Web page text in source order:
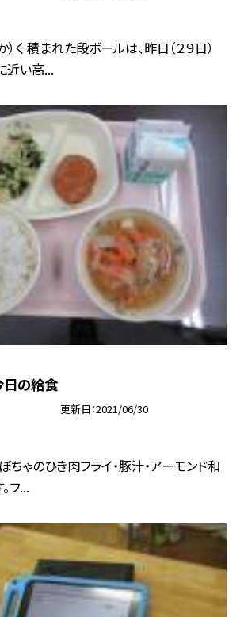
く 積まれた段ボールは、昨日（２９日）
近い高...
日の給食
更新日 2021/06/30
ちゃのひき肉フライ・豚汁・アーモンド和
フ...